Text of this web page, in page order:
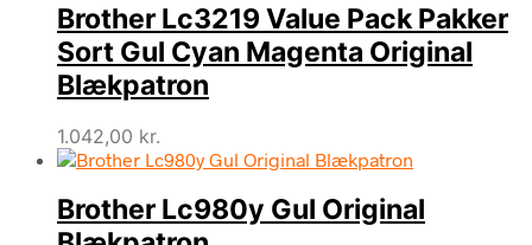
Brother Lc3219 Value Pack Pakker
Sort Gul Cyan Magenta Original
Blækpatron
1.042,00 kr.
Brother Lc980y Gul Original